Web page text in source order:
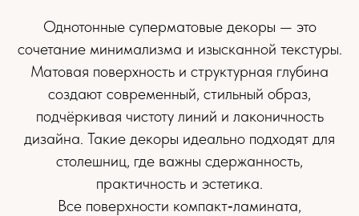
Однотонные суперматовые декоры — это
сочетание минимализма и изысканной текстуры.
Матовая поверхность и структурная глубина
создают современный, стильный образ,
подчёркивая чистоту линий и лаконичность
дизайна. Такие декоры идеально подходят для
столешниц, где важны сдержанность,
практичность и эстетика.
Все поверхности компакт‑ламината,